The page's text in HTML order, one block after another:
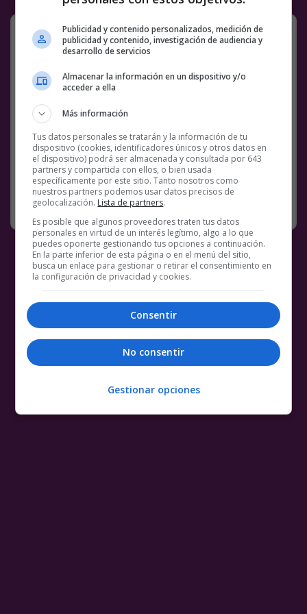
pic.twitter.com/ASDJUrzFf9
— ordure (@ordurebizarree)December 11,
2022
Facebook
Twitter
WhatsApp
Gmail
Link
MÚSICA WTF 6 COMENTARIOS
RANDOM 12 DICIEMBRE, 2022
Publicidad y contenido personalizados, medición de
publicidad y contenido, investigación de audiencia y
desarrollo de servicios
Almacenar la información en un dispositivo y/o
acceder a ella
Más información
Tus datos personales se tratarán y la información de tu
dispositivo (cookies, identificadores únicos y otros datos en
el dispositivo) podrá ser almacenada y consultada por 643
partners y compartida con ellos, o bien usada
específicamente por este sitio. Tanto nosotros como
nuestros partners podemos usar datos precisos de
geolocalización. Lista de partners.
Es posible que algunos proveedores traten tus datos
personales en virtud de un interés legítimo, algo a lo que
puedes oponerte gestionando tus opciones a continuación.
En la parte inferior de esta página o en el menú del sitio,
busca un enlace para gestionar o retirar el consentimiento en
la configuración de privacidad y cookies.
Consentir
No consentir
Gestionar opciones